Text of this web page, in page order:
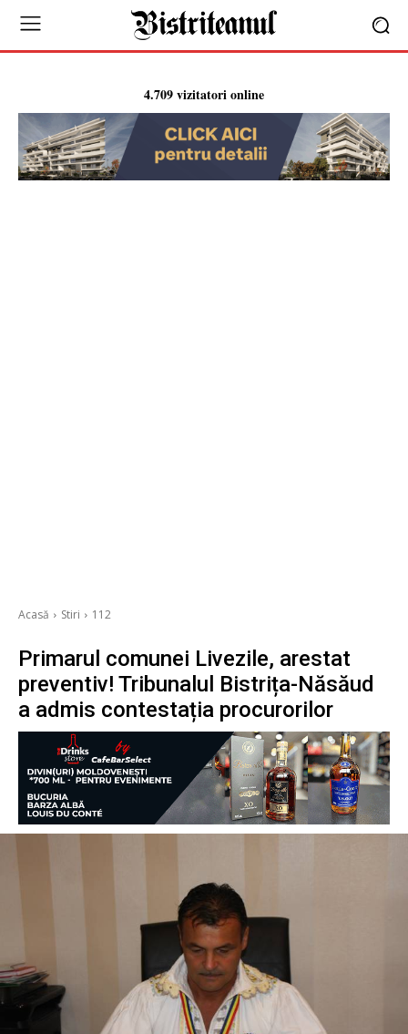
4.709 vizitatori online
Acasă Stiri 112
Primarul comunei Livezile, arestat
preventiv! Tribunalul Bistrița-Năsăud
a admis contestația procurorilor